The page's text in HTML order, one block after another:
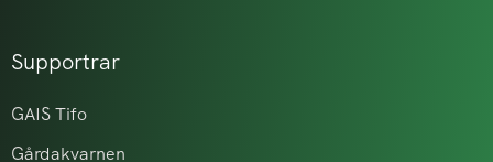
Supportrar
GAIS Tifo
Gårdakvarnen